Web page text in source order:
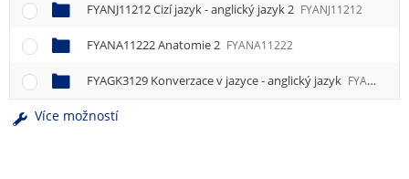
FYANJ11212 Cizí jazyk - anglický jazyk 2 FYANJ11212
FYANA11222 Anatomie 2 FYANA11222
FYAGK3129 Konverzace v jazyce - anglický jazyk FYAGK3129
Více možností